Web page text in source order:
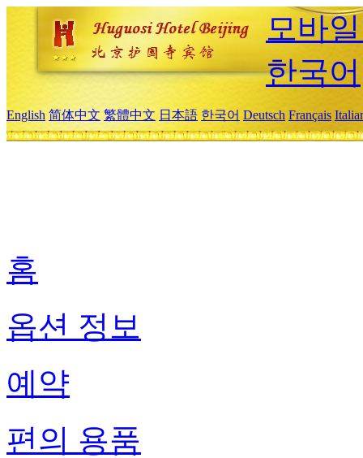
모바
한국어
English 简体中文 繁體中文 日本語 한국어 Deutsch Français
홈
옵션 정보
예약
편의 용품